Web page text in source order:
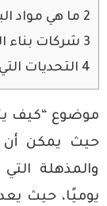
2 ما هي مواد
3 شركات بناء
4 التحديات
موضوع “كيف
حيث يمكن أن
والمذهلة
يوميًا، حيث